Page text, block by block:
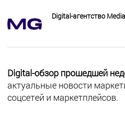
Digital-агентство
Digital-обзор прошедшей
актуальные новости
соцсетей и маркетплейсов.